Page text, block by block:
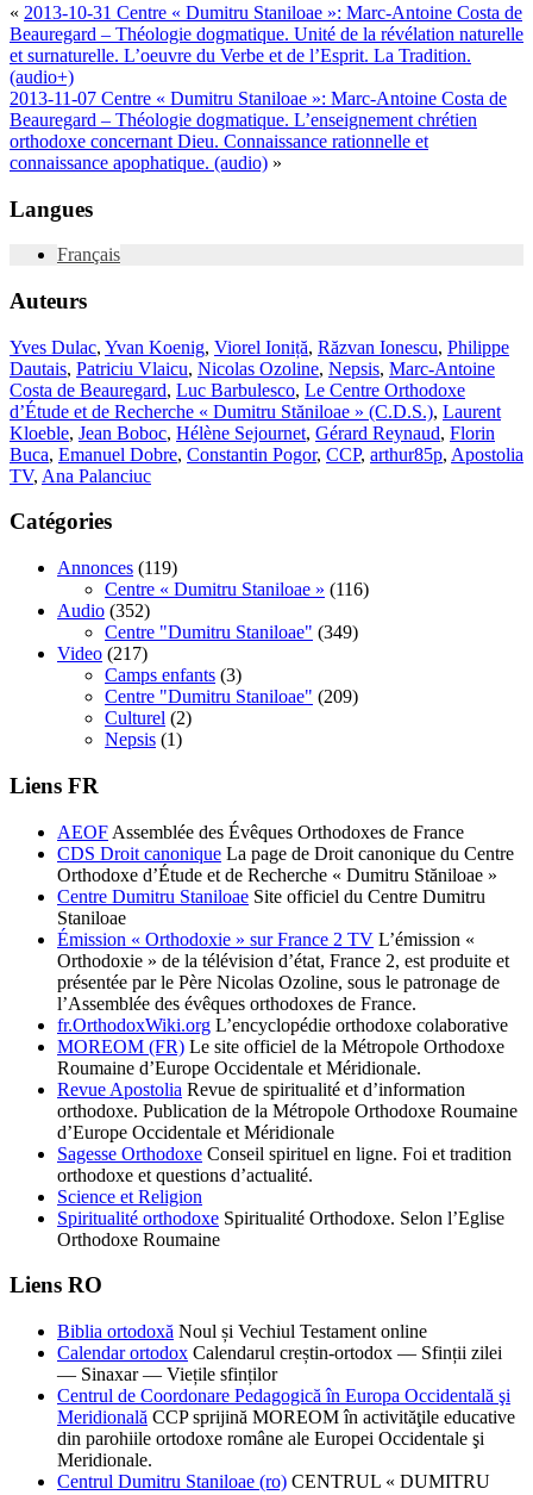
« 2013-10-31 Centre « Dumitru Staniloae »: Marc-Antoine Costa de
Beauregard – Théologie dogmatique. Unité de la révélation naturelle
et surnaturelle. L’oeuvre du Verbe et de l’Esprit. La Tradition.
(audio+)
2013-11-07 Centre « Dumitru Staniloae »: Marc-Antoine Costa de
Beauregard – Théologie dogmatique. L’enseignement chrétien
orthodoxe concernant Dieu. Connaissance rationnelle et
connaissance apophatique. (audio) »
Langues
Français
Auteurs
Yves Dulac, Yvan Koenig, Viorel Ioniță, Răzvan Ionescu, Philippe
Dautais, Patriciu Vlaicu, Nicolas Ozoline, Nepsis, Marc-Antoine
Costa de Beauregard, Luc Barbulesco, Le Centre Orthodoxe
d’Étude et de Recherche « Dumitru Stăniloae » (C.D.S.), Laurent
Kloeble, Jean Boboc, Hélène Sejournet, Gérard Reynaud, Florin
Buca, Emanuel Dobre, Constantin Pogor, CCP, arthur85p, Apostolia
TV, Ana Palanciuc
Catégories
Annonces (119)
Centre « Dumitru Staniloae » (116)
Audio (352)
Centre "Dumitru Staniloae" (349)
Video (217)
Camps enfants (3)
Centre "Dumitru Staniloae" (209)
Culturel (2)
Nepsis (1)
Liens FR
AEOF Assemblée des Évêques Orthodoxes de France
CDS Droit canonique La page de Droit canonique du Centre
Orthodoxe d’Étude et de Recherche « Dumitru Stăniloae »
Centre Dumitru Staniloae Site officiel du Centre Dumitru
Staniloae
Émission « Orthodoxie » sur France 2 TV L’émission «
Orthodoxie » de la télévision d’état, France 2, est produite et
présentée par le Père Nicolas Ozoline, sous le patronage de
l’Assemblée des évêques orthodoxes de France.
fr.OrthodoxWiki.org L’encyclopédie orthodoxe colaborative
MOREOM (FR) Le site officiel de la Métropole Orthodoxe
Roumaine d’Europe Occidentale et Méridionale.
Revue Apostolia Revue de spiritualité et d’information
orthodoxe. Publication de la Métropole Orthodoxe Roumaine
d’Europe Occidentale et Méridionale
Sagesse Orthodoxe Conseil spirituel en ligne. Foi et tradition
orthodoxe et questions d’actualité.
Science et Religion
Spiritualité orthodoxe Spiritualité Orthodoxe. Selon l’Eglise
Orthodoxe Roumaine
Liens RO
Biblia ortodoxă Noul și Vechiul Testament online
Calendar ortodox Calendarul creștin-ortodox — Sfinții zilei
— Sinaxar — Viețile sfinților
Centrul de Coordonare Pedagogică în Europa Occidentală şi
Meridională CCP sprijină MOREOM în activităţile educative
din parohiile ortodoxe române ale Europei Occidentale şi
Meridionale.
Centrul Dumitru Staniloae (ro) CENTRUL « DUMITRU